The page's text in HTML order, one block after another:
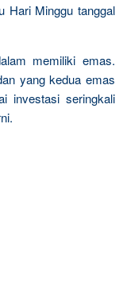
Hari Minggu tanggal
memiliki emas.
yang kedua emas
investasi seringkali